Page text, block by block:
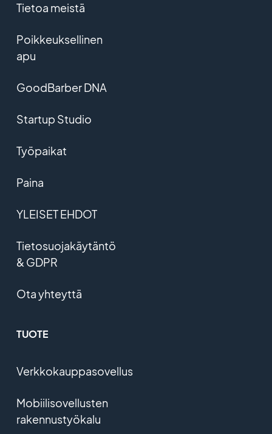
Tietoa meistä
Poikkeuksellinen
apu
GoodBarber DNA
Startup Studio
Työpaikat
Paina
YLEISET EHDOT
Tietosuojakäytäntö
& GDPR
Ota yhteyttä
TUOTE
Verkkokauppasovellus
Mobiilisovellusten
rakennustyökalu